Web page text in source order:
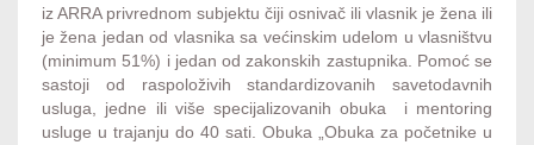
iz ARRA privrednom subjektu čiji osnivač ili vlasnik je žena ili
je žena jedan od vlasnika sa većinskim udelom u vlasništvu
(minimum 51%) i jedan od zakonskih zastupnika. Pomoć se
sastoji od raspoloživih standardizovanih savetodavnih
usluga, jedne ili više specijalizovanih obuka i mentoring
usluge u trajanju do 40 sati. Obuka „Obuka za početnike u